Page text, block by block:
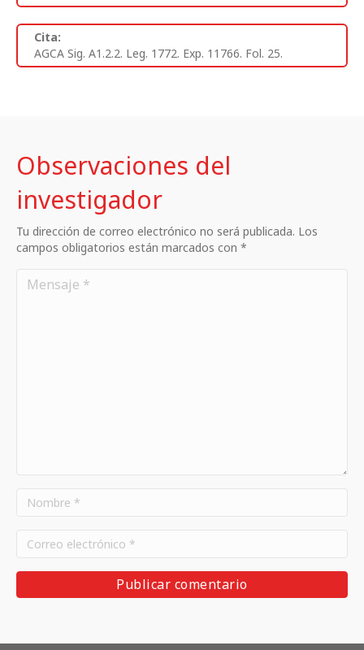
Cita:
AGCA Sig. A1.2.2. Leg. 1772. Exp. 11766. Fol. 25.
Observaciones del
investigador
Tu dirección de correo electrónico no será publicada. Los
campos obligatorios están marcados con *